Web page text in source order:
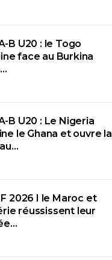
B U20 : le Togo
face au Burkina
B U20 : Le Nigeria
le Ghana et ouvre la
F 2026 I le Maroc et
réussissent leur